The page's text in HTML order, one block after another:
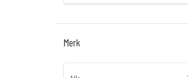
Merk